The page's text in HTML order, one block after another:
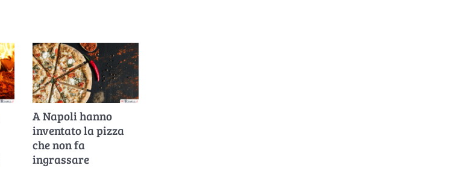
A Napoli hanno
inventato la pizza
che non fa
ingrassare